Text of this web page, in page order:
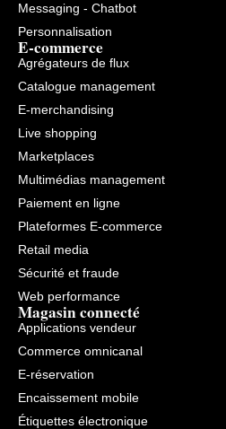
Messaging - Chatbot
Personnalisation
E-commerce
Agrégateurs de flux
Catalogue management
E-merchandising
Live shopping
Marketplaces
Multimédias management
Paiement en ligne
Plateformes E-commerce
Retail media
Sécurité et fraude
Web performance
Magasin connecté
Applications vendeur
Commerce omnicanal
E-réservation
Encaissement mobile
Étiquettes électronique